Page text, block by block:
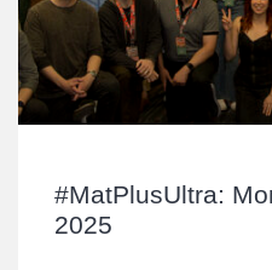
#MatPlusUltra:
2025